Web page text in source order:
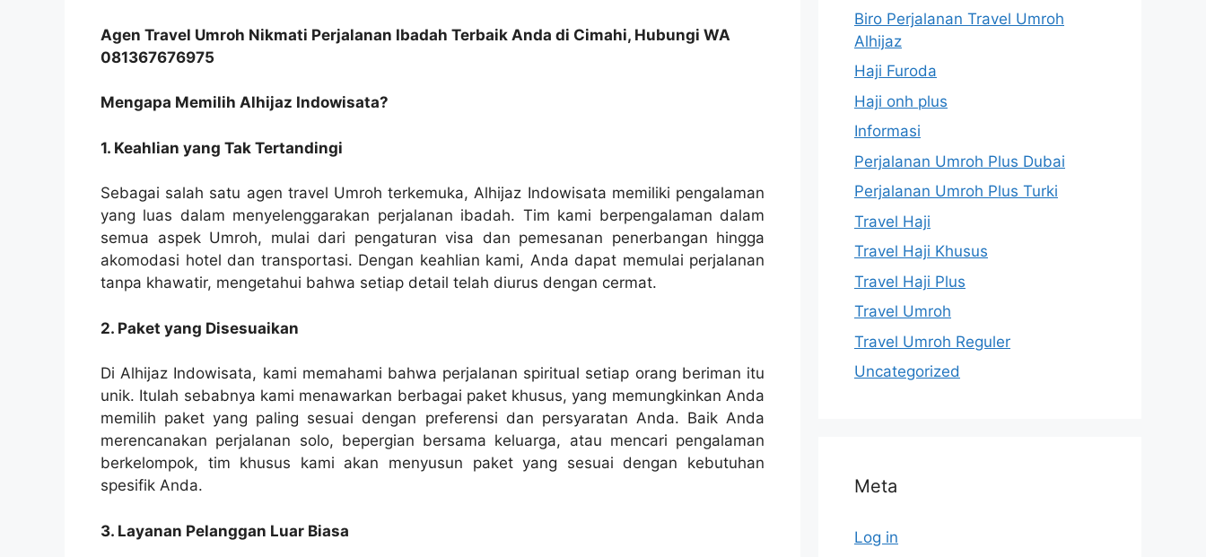
Agen Travel Umroh Nikmati Perjalanan Ibadah Terbaik Anda di Cimahi, Hubungi WA
081367676975
Mengapa Memilih Alhijaz Indowisata?
1. Keahlian yang Tak Tertandingi
Sebagai salah satu agen travel Umroh terkemuka, Alhijaz Indowisata memiliki pengalaman
yang luas dalam menyelenggarakan perjalanan ibadah. Tim kami berpengalaman dalam
semua aspek Umroh, mulai dari pengaturan visa dan pemesanan penerbangan hingga
akomodasi hotel dan transportasi. Dengan keahlian kami, Anda dapat memulai perjalanan
tanpa khawatir, mengetahui bahwa setiap detail telah diurus dengan cermat.
2. Paket yang Disesuaikan
Di Alhijaz Indowisata, kami memahami bahwa perjalanan spiritual setiap orang beriman itu
unik. Itulah sebabnya kami menawarkan berbagai paket khusus, yang memungkinkan Anda
memilih paket yang paling sesuai dengan preferensi dan persyaratan Anda. Baik Anda
merencanakan perjalanan solo, bepergian bersama keluarga, atau mencari pengalaman
berkelompok, tim khusus kami akan menyusun paket yang sesuai dengan kebutuhan
spesifik Anda.
3. Layanan Pelanggan Luar Biasa
Biro Perjalanan Travel Umroh
Alhijaz
Haji Furoda
Haji onh plus
Informasi
Perjalanan Umroh Plus Dubai
Perjalanan Umroh Plus Turki
Travel Haji
Travel Haji Khusus
Travel Haji Plus
Travel Umroh
Travel Umroh Reguler
Uncategorized
Meta
Log in